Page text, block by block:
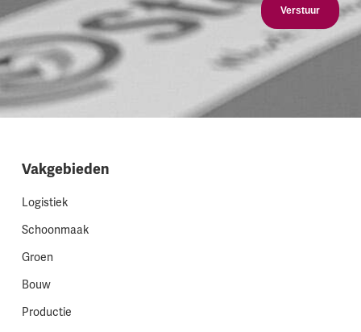
Verstuur
Vakgebieden
Logistiek
Schoonmaak
Groen
Bouw
Productie